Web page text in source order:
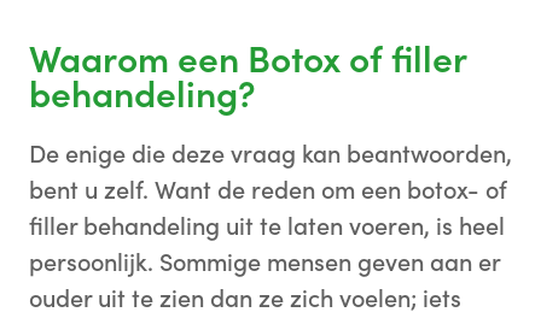
Waarom een Botox of filler
behandeling?
De enige die deze vraag kan beantwoorden,
bent u zelf. Want de reden om een botox- of
filler behandeling uit te laten voeren, is heel
persoonlijk. Sommige mensen geven aan er
ouder uit te zien dan ze zich voelen; iets